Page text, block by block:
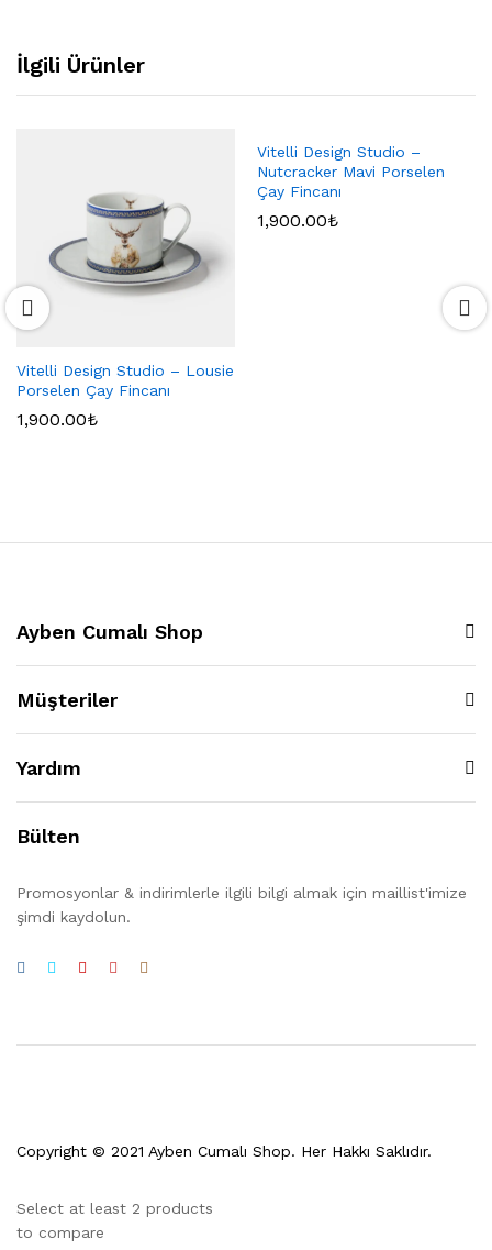
İlgili Ürünler
Vitelli Design Studio – Lousie
Porselen Çay Fincanı
1,900.00₺
Vitelli Design Studio –
Nutcracker Mavi Porselen
Çay Fincanı
1,900.00₺
Ayben Cumalı Shop
Müşteriler
Yardım
Bülten
Promosyonlar & indirimlerle ilgili bilgi almak için maillist'imize
şimdi kaydolun.
Copyright © 2021 Ayben Cumalı Shop. Her Hakkı Saklıdır.
Select at least 2 products
to compare